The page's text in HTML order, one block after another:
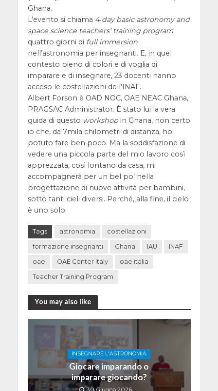
Ghana.
L’evento si chiama 4‐day basic astronomy and
space science teachers’ training program:
quattro giorni di full immersion
nell’astronomia per insegnanti. E, in quel
contesto pieno di colori e di voglia di
imparare e di insegnare, 23 docenti hanno
acceso le costellazioni dell’INAF.
Albert Forson è OAD NOC, OAE NEAC Ghana,
PRAGSAC Administrator. È stato lui la vera
guida di questo workshopin Ghana, non certo
io che, da 7mila chilometri di distanza, ho
potuto fare ben poco. Ma la soddisfazione di
vedere una piccola parte del mio lavoro così
apprezzata, così lontano da casa, mi
accompagnerà per un bel po’ nella
progettazione di nuove attività per bambini,
sotto tanti cieli diversi. Perché, alla fine, il cielo
è uno solo.
Tags astronomia costellazioni
formazione insegnanti Ghana IAU INAF
oae OAE Center Italy oae italia
Teacher Training Program
You may also like
INSEGNARE L'ASTRONOMIA
Giocare imparando o
imparare giocando?